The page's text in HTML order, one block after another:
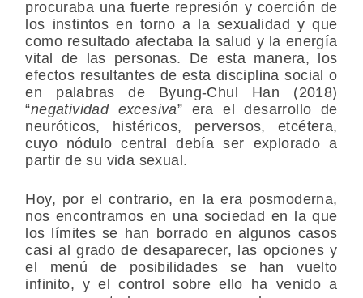
procuraba una fuerte represión y coerción de
los instintos en torno a la sexualidad y que
como resultado afectaba la salud y la energía
vital de las personas. De esta manera, los
efectos resultantes de esta disciplina social o
en palabras de Byung-Chul Han (2018)
“negatividad excesiva” era el desarrollo de
neuróticos, histéricos, perversos, etcétera,
cuyo nódulo central debía ser explorado a
partir de su vida sexual.
Hoy, por el contrario, en la era posmoderna,
nos encontramos en una sociedad en la que
los límites se han borrado en algunos casos
casi al grado de desaparecer, las opciones y
el menú de posibilidades se han vuelto
infinito, y el control sobre ello ha venido a